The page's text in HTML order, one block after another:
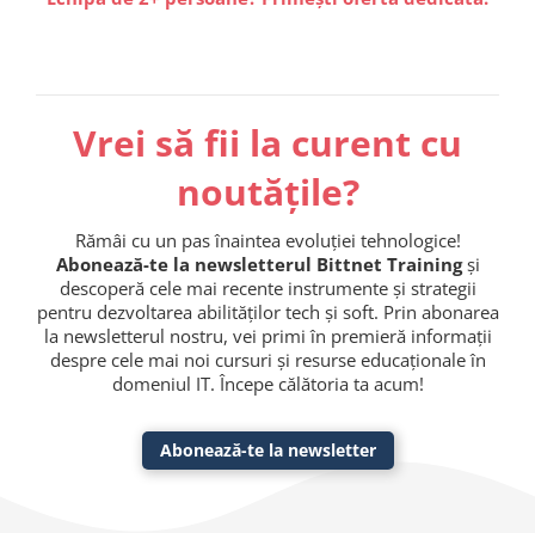
Vrei să fii la curent cu
noutățile?
Rămâi cu un pas înaintea evoluției tehnologice!
Abonează-te la newsletterul Bittnet Trainingși
descoperă cele mai recente instrumente și strategii
pentru dezvoltarea abilităților tech și soft. Prin abonarea
la newsletterul nostru, vei primi în premieră informații
despre cele mai noi cursuri și resurse educaționale în
domeniul IT. Începe călătoria ta acum!
Abonează-te la newsletter